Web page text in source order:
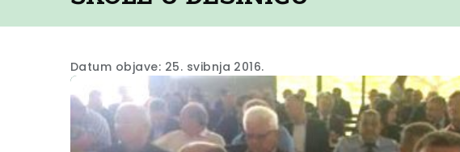
Datum objave: 25. svibnja 2016.